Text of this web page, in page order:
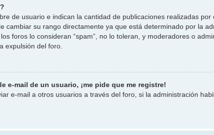
de usuario e indican la cantidad de publicaciones realizadas
cambiar su rango directamente ya que está determinado por la
foros lo consideran “spam”, no lo toleran, y moderadores o
expulsión del foro.
e-mail de un usuario, ¡me pide que me registre!
e-mail a otros usuarios a través del foro, si la administración